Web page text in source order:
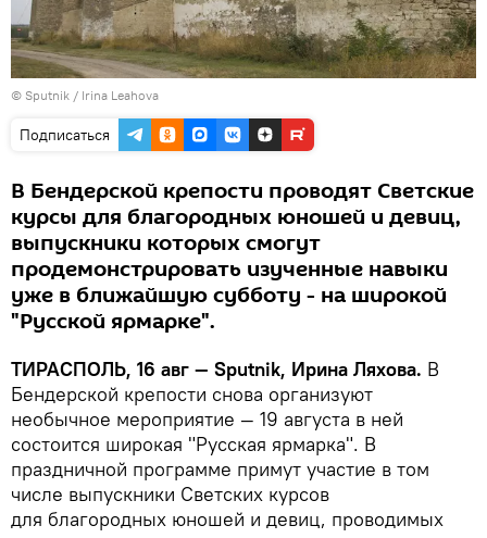
© Sputnik / Irina Leahova
Подписаться
В Бендерской крепости проводят Светские
курсы для благородных юношей и девиц,
выпускники которых смогут
продемонстрировать изученные навыки
уже в ближайшую субботу - на широкой
"Русской ярмарке".
ТИРАСПОЛЬ, 16 авг — Sputnik, Ирина Ляхова. В
Бендерской крепости снова организуют
необычное мероприятие — 19 августа в ней
состоится широкая "Русская ярмарка". В
праздничной программе примут участие в том
числе выпускники Светских курсов
для благородных юношей и девиц, проводимых